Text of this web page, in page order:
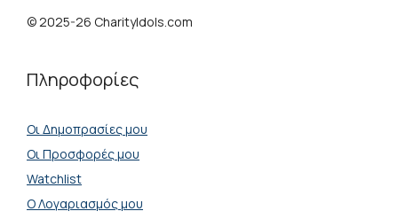
© 2025-26 CharityIdols.com
Πληροφορίες
Οι Δημοπρασίες μου
Οι Προσφορές μου
Watchlist
Ο Λογαριασμός μου